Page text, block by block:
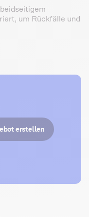
um Rückfälle und
erstellen